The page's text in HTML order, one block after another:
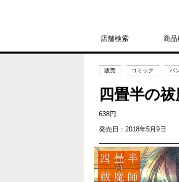
店舗検索 商品
販売 コミック バ
四畳半の
638円
発売日：2018年5月9日